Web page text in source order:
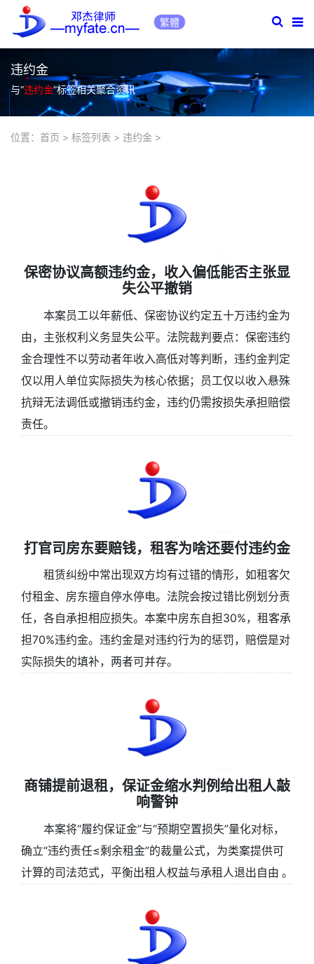
繁體
违约金
与“违约金”标签相关聚合资讯
位置： 首页 > 标签列表 > 违约金 >
保密协议高额违约金，收入偏低能否主张显
失公平撤销
本案员工以年薪低、保密协议约定五十万违约金为
由，主张权利义务显失公平。法院裁判要点：保密违约
金合理性不以劳动者年收入高低对等判断，违约金判定
仅以用人单位实际损失为核心依据；员工仅以收入悬殊
抗辩无法调低或撤销违约金，违约仍需按损失承担赔偿
责任。
打官司房东要赔钱，租客为啥还要付违约金
租赁纠纷中常出现双方均有过错的情形，如租客欠
付租金、房东擅自停水停电。法院会按过错比例划分责
任，各自承担相应损失。本案中房东自担30%，租客承
担70%违约金。违约金是对违约行为的惩罚，赔偿是对
实际损失的填补，两者可并存。
商铺提前退租，保证金缩水判例给出租人敲
响警钟
本案将“履约保证金”与“预期空置损失”量化对标，
确立“违约责任≤剩余租金”的裁量公式，为类案提供可
计算的司法范式，平衡出租人权益与承租人退出自由 。